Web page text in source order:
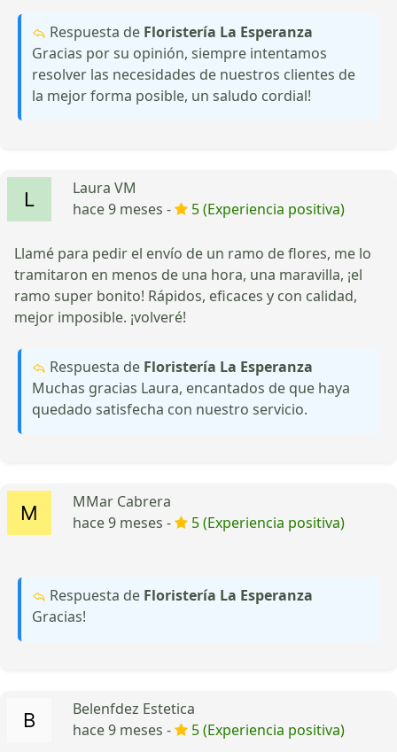
Respuesta de Floristería La Esperanza
Gracias por su opinión, siempre intentamos
resolver las necesidades de nuestros clientes de
la mejor forma posible, un saludo cordial!
Laura VM
hace 9 meses -
5 (Experiencia positiva)
Llamé para pedir el envío de un ramo de flores, me lo
tramitaron en menos de una hora, una maravilla, ¡el
ramo super bonito! Rápidos, eficaces y con calidad,
mejor imposible. ¡volveré!
Respuesta de Floristería La Esperanza
Muchas gracias Laura, encantados de que haya
quedado satisfecha con nuestro servicio.
MMar Cabrera
hace 9 meses -
5 (Experiencia positiva)
Respuesta de Floristería La Esperanza
Gracias!
Belenfdez Estetica
hace 9 meses -
5 (Experiencia positiva)